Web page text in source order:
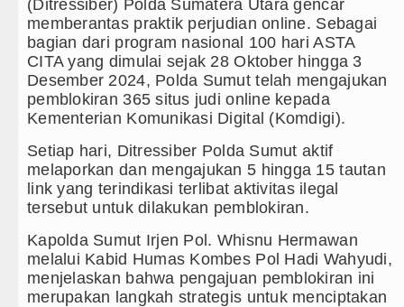
Persahabatan di Anfield Minggu 9 Agustus 2026
Madrid Persahabatan di Seoul Minggu 9
di Grand Slam Tenis US Open 2026 untuk
Milan di Laga Persahabatan di Perth
United Main Imbang Laga Persahabatan di Swedia
di Laga Persahabatan di GBK Jakarta
Gelar Turnamen Catur Antar Wartawan,
Minta Kepala Daerah se-Kepulauan Nias
(Ditressiber) Polda Sumatera Utara gencar
memberantas praktik perjudian online. Sebagai
bagian dari program nasional 100 hari ASTA
CITA yang dimulai sejak 28 Oktober hingga 3
Desember 2024, Polda Sumut telah mengajukan
pemblokiran 365 situs judi online kepada
Kementerian Komunikasi Digital (Komdigi).
Setiap hari, Ditressiber Polda Sumut aktif
melaporkan dan mengajukan 5 hingga 15 tautan
link yang terindikasi terlibat aktivitas ilegal
tersebut untuk dilakukan pemblokiran.
Kapolda Sumut Irjen Pol. Whisnu Hermawan
melalui Kabid Humas Kombes Pol Hadi Wahyudi,
menjelaskan bahwa pengajuan pemblokiran ini
merupakan langkah strategis untuk menciptakan